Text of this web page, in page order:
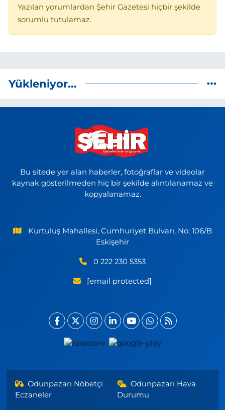
Yazılan yorumlardan Şehir Gazetesi hiçbir şekilde
sorumlu tutulamaz.
Yükleniyor...
Bu sitede yer alan haberler, fotoğraflar ve videolar
kaynak gösterilmeden hiç bir şekilde alıntılanamaz ve
kopyalanamaz.
Kurtuluş Mahallesi, Cumhuriyet Bulvarı, No: 106/B
Eskişehir
0 222 230 5353
[email protected]
Odunpazarı Nöbetçi
Eczaneler
Odunpazarı Hava
Durumu